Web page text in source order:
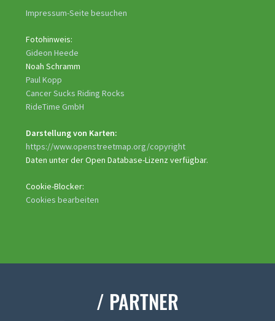
Impressum-Seite besuchen
Fotohinweis:
Gideon Heede
Noah Schramm
Paul Kopp
Cancer Sucks Riding Rocks
RideTime GmbH
Darstellung von Karten:
https://www.openstreetmap.org/copyright
Daten unter der Open Database-Lizenz verfügbar.
Cookie-Blocker:
Cookies bearbeiten
/ PARTNER